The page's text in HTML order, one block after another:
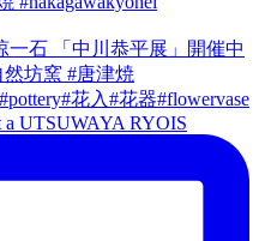
a UTSUWAYA RYOIS